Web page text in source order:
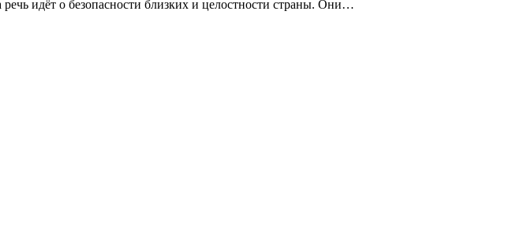
идёт о безопасности близких и целостности страны. Они…